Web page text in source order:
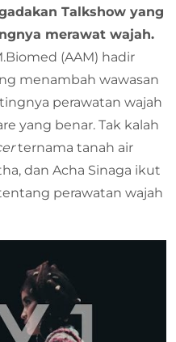
Talkshow yang
merawat wajah.
(AAM) hadir
menambah wawasan
perawatan wajah
yang benar. Tak kalah
ternama tanah air
dan Acha Sinaga ikut
perawatan wajah